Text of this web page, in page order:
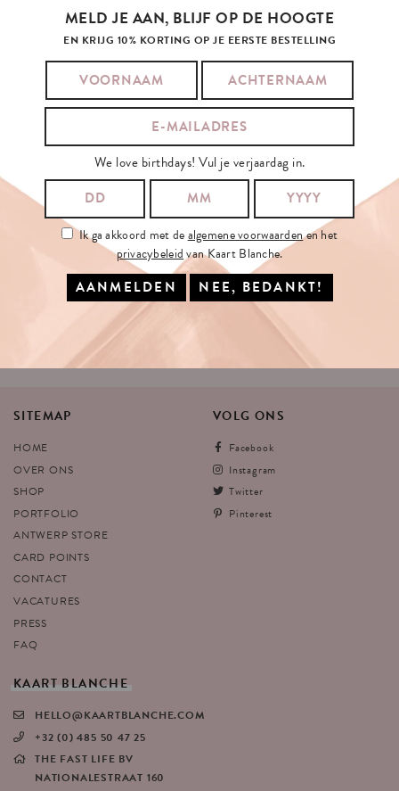
SCHRIJF JE IN OP ONZE NIEUWSBRIEF
JE E-MAILADRES:
Ik ga akkoord met dealgemene voorwaardenen het
Kaart Blanche.
INSCHRIJVEN
SITEMAP
HOME
OVER ONS
SHOP
PORTFOLIO
ANTWERP STORE
CARD POINTS
CONTACT
VACATURES
PRESS
FAQ
VOLG ONS
Facebook
Instagram
Twitter
Pinterest
KAART BLANCHE
HELLO@KAARTBLANCHE.COM
+32 (0) 485 50 47 25
THE FAST LIFE BV
NATIONALESTRAAT 160
MELD JE AAN, BLIJF OP DE HOOGTE
EN KRIJG 10% KORTING OP JE EERSTE BESTELLING
We love birthdays! Vul je verjaardag in.
Ik ga akkoord met dealgemene voorwaardenen het
privacybeleidvan Kaart Blanche.